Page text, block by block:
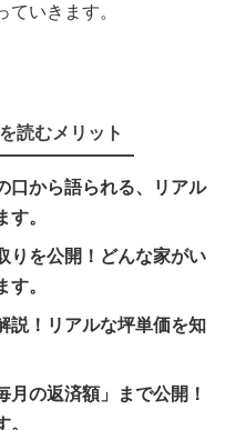
いきます。
読むメリット
口から語られる、リアル
。
りを公開！どんな家がい
。
説！リアルな坪単価を知
月の返済額」まで公開！